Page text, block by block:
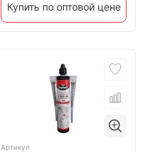
Купить по оптовой цене
Артикул